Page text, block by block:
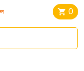
0